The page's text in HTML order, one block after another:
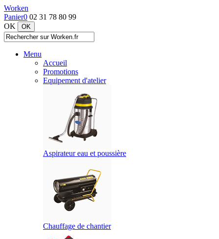
Worken
Panier0 02 31 78 80 99
OK
Menu
Accueil
Promotions
Equipement d'atelier
Aspirateur eau et poussière
Chauffage de chantier